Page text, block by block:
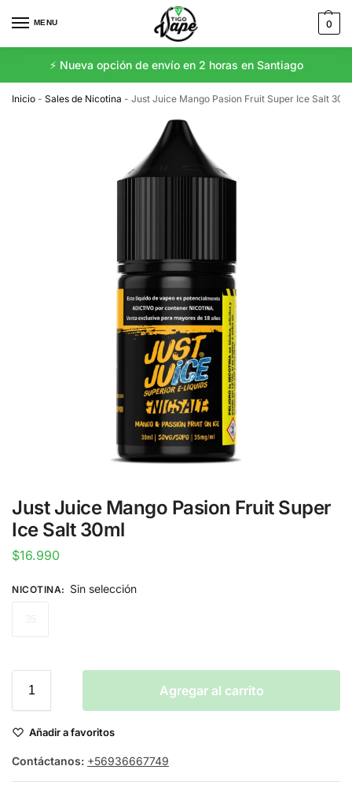
MENU 0
⚡️ Nueva opción de envío en 2 horas en Santiago
Inicio - Sales de Nicotina - Just Juice Mango Pasion Fruit Super Ice Salt
Just Juice Mango Pasion Fruit Super
Ice Salt 30ml
$16.990
NICOTINA: Sin selección
Agregar al carrito
Añadir a favoritos
Contáctanos: +56936667749